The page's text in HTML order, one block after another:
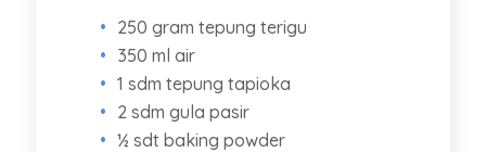
250 gram tepung terigu
350 ml air
1 sdm tepung tapioka
2 sdm gula pasir
½ sdt baking powder